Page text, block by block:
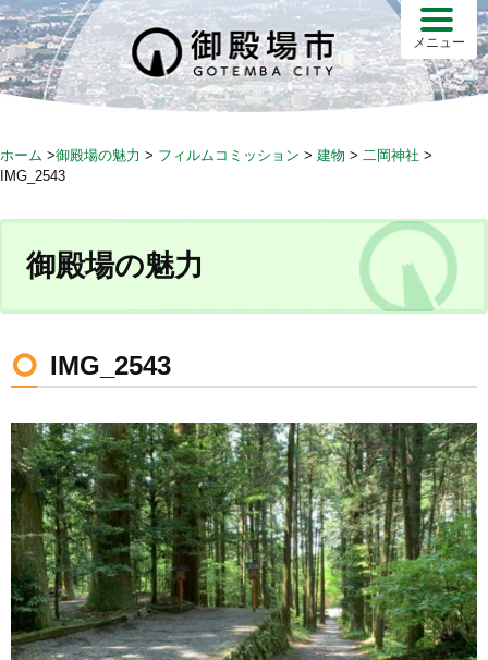
S
k
i
p
c
n
メニュー
ホーム >御殿場の魅力 > フィルムコミッション > 建物 > 二岡神社 >
IMG_2543
御殿場の魅力
IMG_2543